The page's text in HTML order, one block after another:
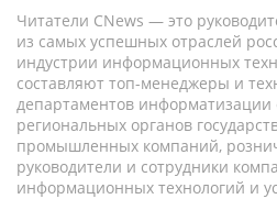
Читатели CNews — это
из самых успешных отраслей
индустрии информационных
составляют топ-менеджеры и
департаментов
региональных органов
промышленных компаний,
руководители и сотрудники
информационных технологий и